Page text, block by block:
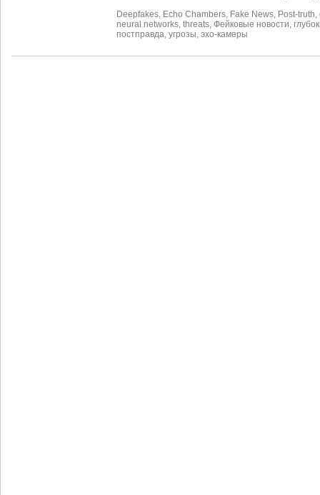
Deepfakes Echo Chambers Fake News Post-truth
neural networks threats Фейковые новости
постправда угрозы эхо-камеры